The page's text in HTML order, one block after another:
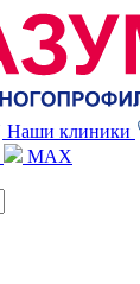
Наши клиники
MAX